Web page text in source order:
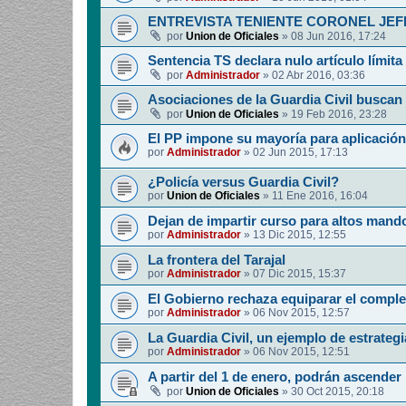
ENTREVISTA TENIENTE CORONEL
por Union de Oficiales » 08 Jun 2016, 17:24
Sentencia TS declara nulo artículo
por Administrador » 02 Abr 2016, 03:36
Asociaciones de la Guardia Civil
por Union de Oficiales » 19 Feb 2016, 23:28
El PP impone su mayoría para
por Administrador » 02 Jun 2015, 17:13
¿Policía versus Guardia Civil?
por Union de Oficiales » 11 Ene 2016, 16:04
Dejan de impartir curso para altos
por Administrador » 13 Dic 2015, 12:55
La frontera del Tarajal
por Administrador » 07 Dic 2015, 15:37
El Gobierno rechaza equiparar el
por Administrador » 06 Nov 2015, 12:57
La Guardia Civil, un ejemplo de
por Administrador » 06 Nov 2015, 12:51
A partir del 1 de enero, podrán ascender
por Union de Oficiales » 30 Oct 2015, 20:18